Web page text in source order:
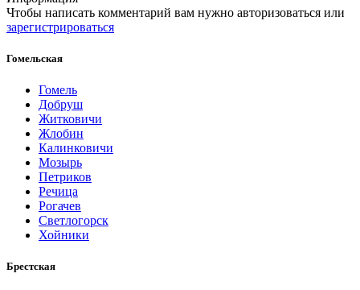
Чтобы написать комментарий вам нужно авторизоваться или
зарегистрироваться
Гомельская
Гомель
Добруш
Житковичи
Жлобин
Калинковичи
Мозырь
Петриков
Речица
Рогачев
Светлогорск
Хойники
Брестская